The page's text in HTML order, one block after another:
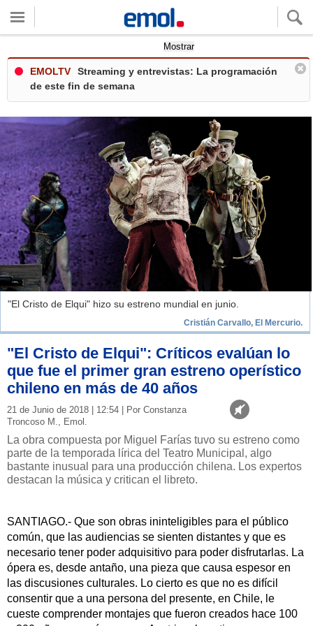
Mostrar
EMOLTV
Streaming y entrevistas: La programación
de este fin de semana
"El Cristo de Elqui" hizo su estreno mundial en junio.
Cristián Carvallo, El Mercurio.
"El Cristo de Elqui": Críticos evalúan lo
que fue el primer gran estreno operístico
chileno en más de 40 años
21 de Junio de 2018 | 12:54 | Por Constanza
Troncoso M., Emol.
La obra compuesta por Miguel Farías tuvo su estreno como
parte de la temporada lírica del Teatro Municipal, algo
bastante inusual para una producción chilena. Los expertos
destacan la música y critican el libreto.
SANTIAGO.- Que son obras ininteligibles para el público
común, que las audiencias se sienten distantes y que es
necesario tener poder adquisitivo para poder disfrutarlas. La
ópera es, desde antaño, una pieza que causa espesor en
las discusiones culturales. Lo cierto es que no es difícil
consentir que a una persona del presente, en Chile, le
cueste comprender montajes que fueron creados hace 100